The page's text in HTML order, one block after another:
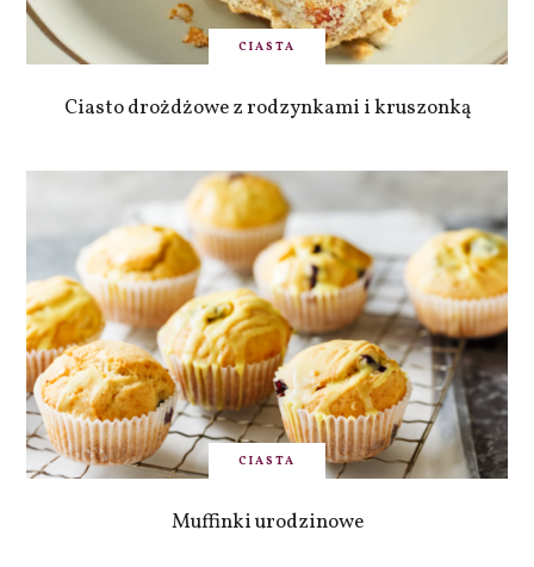
CIASTA
Ciasto drożdżowe z rodzynkami i kruszonką
CIASTA
Muffinki urodzinowe